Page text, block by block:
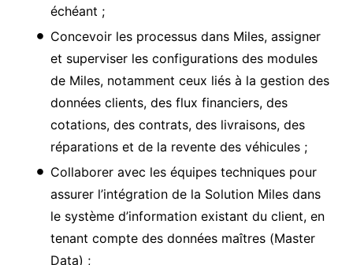
échéant ;
Concevoir les processus dans Miles, assigner
et superviser les configurations des modules
de Miles, notamment ceux liés à la gestion des
données clients, des flux financiers, des
cotations, des contrats, des livraisons, des
réparations et de la revente des véhicules ;
Collaborer avec les équipes techniques pour
assurer l’intégration de la Solution Miles dans
le système d’information existant du client, en
tenant compte des données maîtres (Master
Data) ;